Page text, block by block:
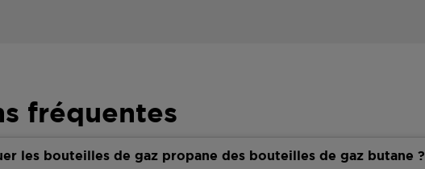
fréquentes
les bouteilles de gaz propane des bouteilles de gaz butane ?